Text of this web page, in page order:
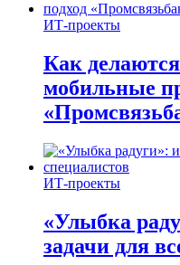
ИТ-проекты
Как
мобильные
ИТ-проекты
«Улыбка
задачи для